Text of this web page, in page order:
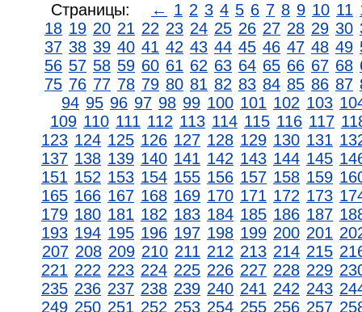
Страницы: ← 1 2 3 4 5 6 7 8 9 10 11
18 19 20 21 22 23 24 25 26 27 28 29 30
37 38 39 40 41 42 43 44 45 46 47 48 49
56 57 58 59 60 61 62 63 64 65 66 67 68
75 76 77 78 79 80 81 82 83 84 85 86 87
94 95 96 97 98 99 100 101 102 103
109 110 111 112 113 114 115 116 117
123 124 125 126 127 128 129 130 131
137 138 139 140 141 142 143 144 145
151 152 153 154 155 156 157 158 159
165 166 167 168 169 170 171 172 173
179 180 181 182 183 184 185 186 187
193 194 195 196 197 198 199 200 201
207 208 209 210 211 212 213 214 215
221 222 223 224 225 226 227 228 229
235 236 237 238 239 240 241 242 243
249 250 251 252 253 254 255 256 257